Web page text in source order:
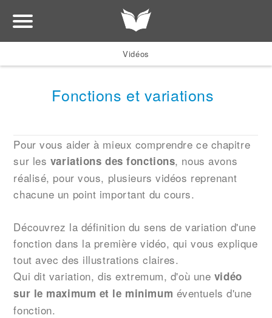
Vidéos
Fonctions et variations
Pour vous aider à mieux comprendre ce chapitre
sur les variations des fonctions, nous avons
réalisé, pour vous, plusieurs vidéos reprenant
chacune un point important du cours.
Découvrez la définition du sens de variation d'une
fonction dans la première vidéo, qui vous explique
tout avec des illustrations claires.
Qui dit variation, dis extremum, d'où une vidéo
sur le maximum et le minimum éventuels d'une
fonction.